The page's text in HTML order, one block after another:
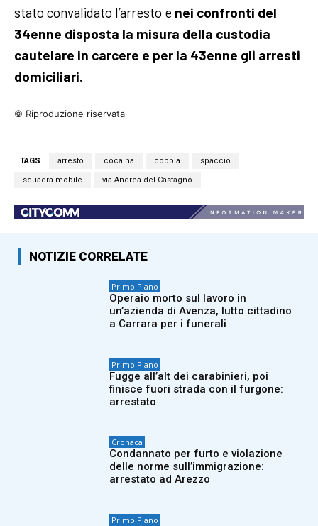
stato convalidato l’arresto e nei confronti del
34enne disposta la misura della custodia
cautelare in carcere e per la 43enne gli arresti
domiciliari.
© Riproduzione riservata
TAGS arresto cocaina coppia spaccio
squadra mobile via Andrea del Castagno
NOTIZIE CORRELATE
Primo Piano
Operaio morto sul lavoro in
un’azienda di Avenza, lutto cittadino
a Carrara per i funerali
Primo Piano
Fugge all’alt dei carabinieri, poi
finisce fuori strada con il furgone:
arrestato
Cronaca
Condannato per furto e violazione
delle norme sull’immigrazione:
arrestato ad Arezzo
Primo Piano